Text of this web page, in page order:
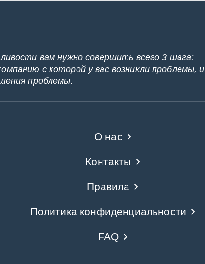
вам нужно совершить всего 3 шага:
с которой у вас возникли проблемы, и
проблемы.
О нас
Контакты
Правила
Политика конфиденциальности
FAQ